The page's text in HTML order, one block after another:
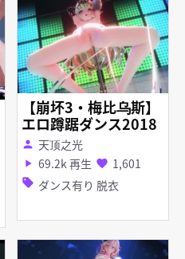
【崩坏3・梅比乌斯】
エロ蹲踞ダンス2018
person 天顶之光
play_arrow 69.2k 再生 favorite 1,601
sell ダンス有り 脱衣